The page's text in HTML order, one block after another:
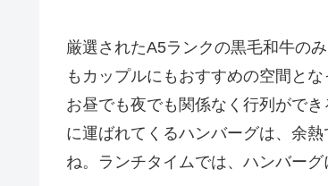
厳選されたA5ランクの黒毛和牛の
もカップルにもおすすめの空間と
お昼でも夜でも関係なく行列がで
に運ばれてくるハンバーグは、余
ね。ランチタイムでは、ハンバー